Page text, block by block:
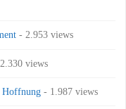
- 2.953 views
views
Hoffnung - 1.987 views